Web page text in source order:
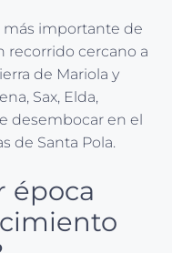
más importante de
recorrido cercano a
de Mariola y
Sax, Elda,
desembocar en el
de Santa Pola.
época